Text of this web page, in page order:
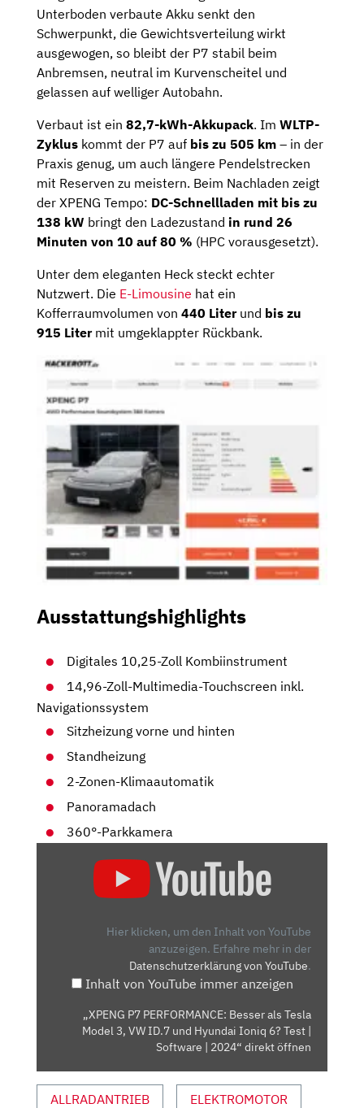
Unterboden verbaute Akku senkt den
Schwerpunkt, die Gewichtsverteilung wirkt
ausgewogen, so bleibt der P7 stabil beim
Anbremsen, neutral im Kurvenscheitel und
gelassen auf welliger Autobahn.
Verbaut ist ein 82,7-kWh-Akkupack. Im WLTP-
Zyklus kommt der P7 auf bis zu 505 km – in der
Praxis genug, um auch längere Pendelstrecken
mit Reserven zu meistern. Beim Nachladen zeigt
der XPENG Tempo: DC-Schnellladen mit bis zu
138 kW bringt den Ladezustand in rund 26
Minuten von 10 auf 80 % (HPC vorausgesetzt).
Unter dem eleganten Heck steckt echter
Nutzwert. Die E-Limousine hat ein
Kofferraumvolumen von 440 Literund bis zu
915 Litermit umgeklappter Rückbank.
Ausstattungshighlights
Digitales 10,25-Zoll Kombiinstrument
14,96-Zoll-Multimedia-Touchscreen inkl.
Navigationssystem
Sitzheizung vorne und hinten
Standheizung
2-Zonen-Klimaautomatik
Panoramadach
360°-Parkkamera
PERFORMANCE:
IONIQ
Hier klicken, um den Inhalt von YouTube
anzuzeigen. Erfahre mehr in der
Datenschutzerklärung von YouTube.
Inhalt von YouTube immer anzeigen
„XPENG P7 PERFORMANCE: Besser als Tesla
Model 3, VW ID.7 und Hyundai Ioniq 6? Test |
Software | 2024“ direkt öffnen
ALLRADANTRIEB ELEKTROMOTOR